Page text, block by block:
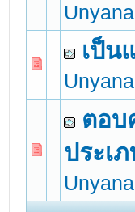
Unyana
เป็น
Unyana
ตอบ
ประเ
Unyana
0 Vote(s) -